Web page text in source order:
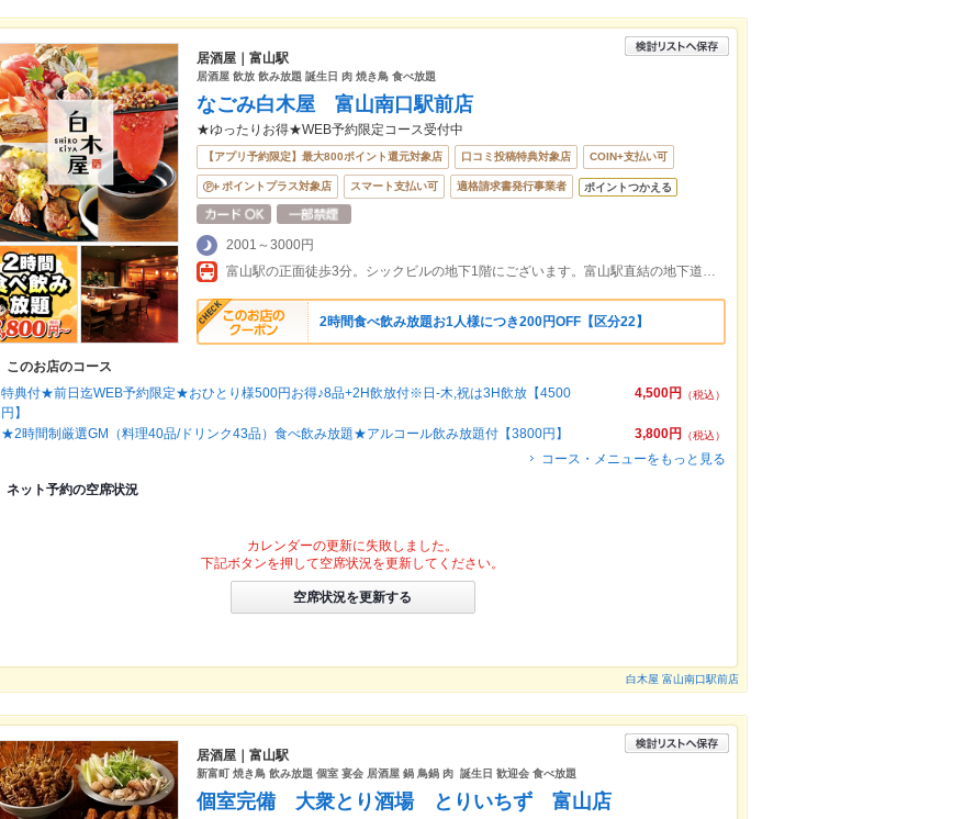
居酒屋｜富山駅
居酒屋 飲放 飲み放題 誕生日 肉 焼き鳥 食べ放題
なごみ白木屋 富山南口駅前店
★ゆったりお得★WEB予約限定コース受付中
【アプリ予約限定】最大800ポイント還元対象店 口コミ投稿特典対象店 COIN+支払い可
ポイントプラス対象店 スマート支払い可 適格請求書発行事業者 ポイントつかえる
2001～3000円
富山駅の正面徒歩3分。シックビルの地下1階にございます。富山駅直結の地下道もご利用いただけます。
2時間食べ飲み放題お1人様につき200円OFF【区分22】
このお店のコース
4,500円
（税込）
特典付★前日迄WEB予約限定★おひとり様500円お得♪8品+2H飲放付※日-木,祝は3H飲放【4500
円】
3,800円
（税込）
★2時間制厳選GM（料理40品/ドリンク43品）食べ飲み放題★アルコール飲み放題付【3800円】
コース・メニューをもっと見る
ネット予約の空席状況
カレンダーの更新に失敗しました。
下記ボタンを押して空席状況を更新してください。
空席状況を更新する
白木屋 富山南口駅前店
居酒屋｜富山駅
新富町 焼き鳥 飲み放題 個室 宴会 居酒屋 鍋 鳥鍋 肉 誕生日 歓迎会 食べ放題
個室完備 大衆とり酒場 とりいちず 富山店